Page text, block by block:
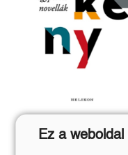
Egyperces novellák
Ez a